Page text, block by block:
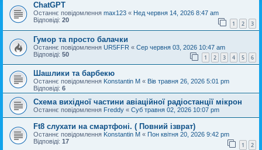
ChatGPT
Останнє повідомлення max123 « Нед червня 14, 2026 8:47 am
Відповіді: 20 1 2 3
Гумор та просто балачки
Останнє повідомлення UR5FFR « Сер червня 03, 2026 10:47 am
Відповіді: 50 1 2 3 4 5 6
Шашлики та барбекю
Останнє повідомлення Konstantin M « Вів травня 26, 2026 5:01 pm
Відповіді: 6
Схема вихідної частини авіаційної радіостанції мікрон
Останнє повідомлення Freddy « Суб травня 02, 2026 10:07 pm
Ft8 слухати на смартфоні. ( Повний ізврат)
Останнє повідомлення Konstantin M « Пон квітня 20, 2026 9:42 pm
Відповіді: 17 1 2